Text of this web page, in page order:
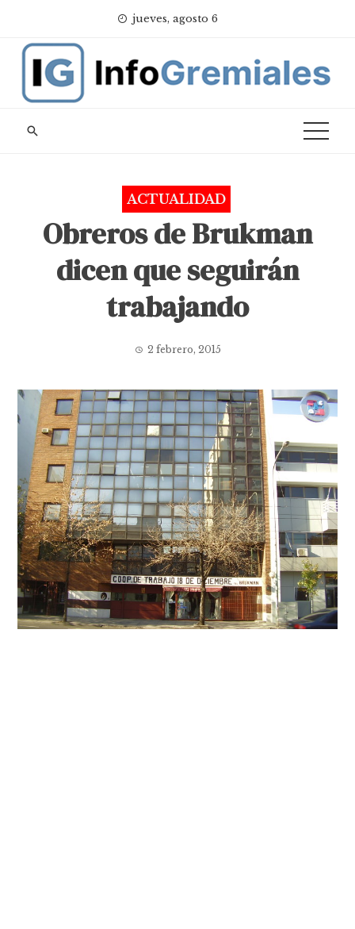
content
jueves, agosto 6
ACTUALIDAD
Obreros de Brukman
dicen que seguirán
trabajando
2 febrero, 2015